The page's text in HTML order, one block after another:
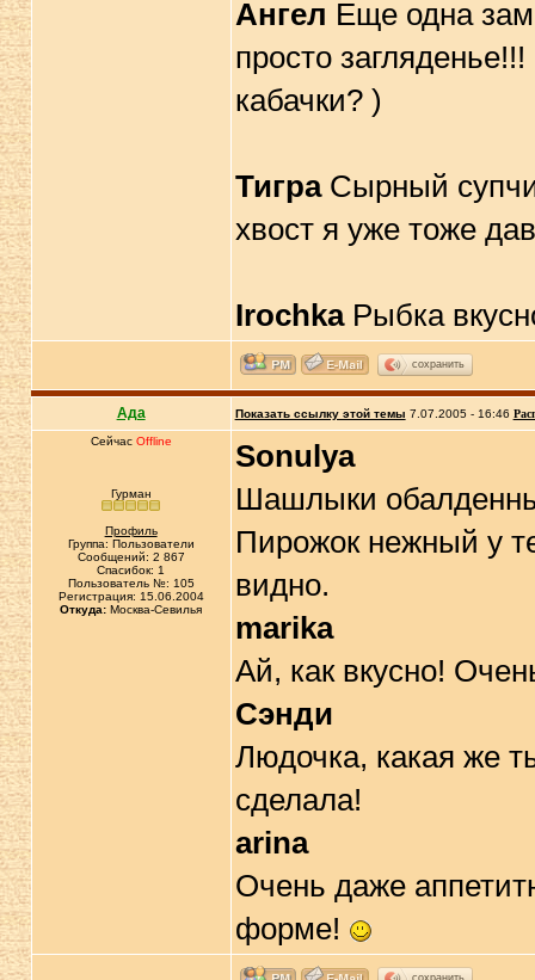
Ангел Еще одна
просто
кабачки? )
ТиграСырный
хвост я уже тоже
IrochkaРыбка
сохранить
Ада Показать ссылку этой темы 7.07.2005 - 16:46
Сейчас Offline
Гурман
Профиль
Группа: Пользователи
Сообщений: 2 867
Спасибок: 1
Пользователь №: 105
Регистрация: 15.06.2004
Откуда: Москва-Севилья
Sonulya
Шашлыки
Пирожок нежный у
видно.
marika
Ай, как вкусно!
Сэнди
Людочка, какая же
сделала!
arina
Очень даже
форме!
сохранить